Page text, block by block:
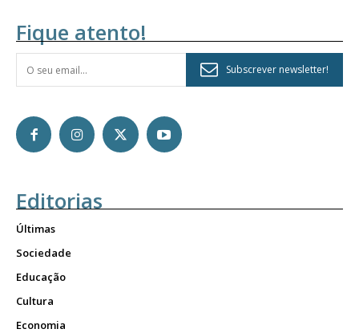
Fique atento!
Subscrever newsletter!
Editorias
Últimas
Sociedade
Educação
Cultura
Economia